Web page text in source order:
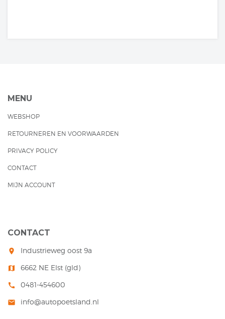
MENU
WEBSHOP
RETOURNEREN EN VOORWAARDEN
PRIVACY POLICY
CONTACT
MIJN ACCOUNT
CONTACT
room Industrieweg oost 9a
map 6662 NE Elst (gld)
call 0481-454600
mail info@autopoetsland.nl